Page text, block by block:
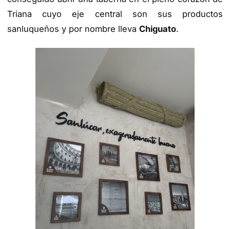
Triana cuyo eje central son sus productos
sanluqueños y por nombre lleva Chiguato.